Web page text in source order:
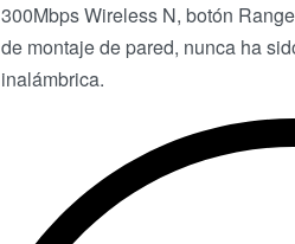
300Mbps Wireless N, botón
de montaje de pared, nunca ha
inalámbrica.